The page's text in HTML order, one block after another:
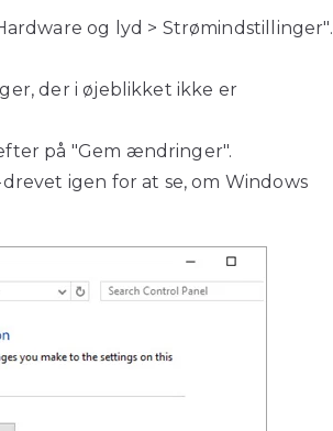
og lyd > Strømindstillinger".
der i øjeblikket ikke er
på "Gem ændringer".
igen for at se, om Windows